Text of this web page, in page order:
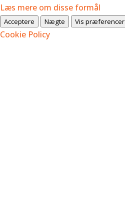
Læs mere om disse formål
Acceptere Nægte Vis præferencer
Cookie Policy